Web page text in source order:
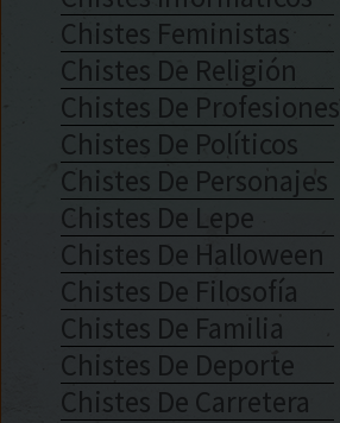
Chistes Feministas
Chistes De Religión
Chistes De Profesiones
Chistes De Políticos
Chistes De Personajes
Chistes De Lepe
Chistes De Halloween
Chistes De Filosofía
Chistes De Familia
Chistes De Deporte
Chistes De Carretera